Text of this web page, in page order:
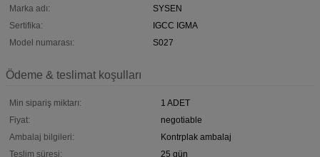
Marka adı:
SYSEN
Sertifika:
IGCC IGMA
Model numarası:
S027
Ödeme & teslimat koşulları
Min sipariş miktarı:
1 ADET
Fiyat:
negotiable
Ambalaj bilgileri:
Kontrplak ambalaj
Teslim süresi:
25 gün